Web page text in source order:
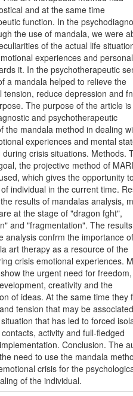
and at the same time
function. In the
the use of mandala, we were
of the actual life
experiences and personal
it. In the psychotherapeutic
a mandala helped to relieve the
tension, reduce depression and
The purpose of the article
and psychotherapeutic
the mandala method in dealing
experiences and mental
crisis situations. Methods.
the projective method of
which gives the opportunity
individual in the current time.
results of mandalas analysis,
at the stage of "dragon fght",
and "fragmentation". The
analysis confrm the importance of
art therapy as a resource of the
crisis emotional experiences.
the urgent need for
creativity and the
of ideas. At the same time they
tension that may be
that has led to forced
activity and full-ﬂedged
Conclusion. The
need to use the mandala
crisis for the
of the individual.